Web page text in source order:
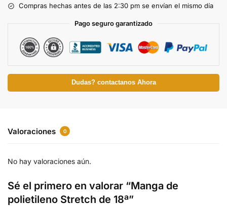
Compras hechas antes de las 2:30 pm se envían el mismo día
Pago seguro garantizado
Dudas? contactanos Ahora
Valoraciones 0
No hay valoraciones aún.
Sé el primero en valorar “Manga de
polietileno Stretch de 18ª”